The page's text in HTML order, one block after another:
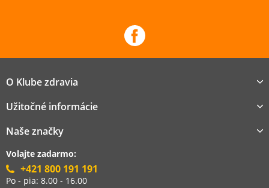
O Klube zdravia
Užitočné informácie
Naše značky
Volajte zadarmo:
+421 800 191 191
Po - pia: 8.00 - 16.00